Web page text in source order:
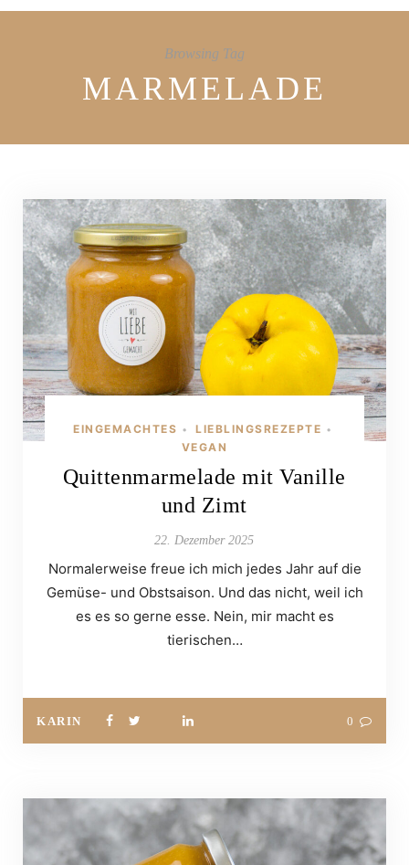
Browsing Tag
MARMELADE
EINGEMACHTES • LIEBLINGSREZEPTE •
VEGAN
Quittenmarmelade mit Vanille
und Zimt
22. Dezember 2025
Normalerweise freue ich mich jedes Jahr auf die
Gemüse- und Obstsaison. Und das nicht, weil ich
es es so gerne esse. Nein, mir macht es
tierischen…
KARIN 0